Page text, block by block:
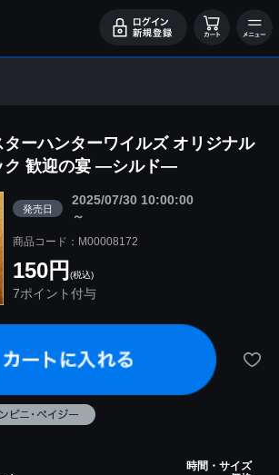
ターハンターワイルズ オリジナル
ク 歓迎の宴 ―シルド―
発売日
2025/07/30 10:00:00
～
商品コード：M00008172
150円 (税込)
7ポイント付与
時間・サイズ